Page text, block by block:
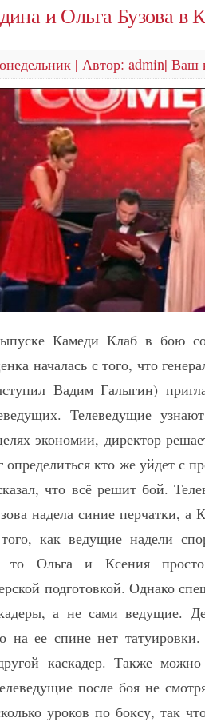
и Ольга Бузова в
|Автор: admin| Ваш
Камеди Клаб в бою
началась с того, что
Вадим Галыгин)
Телеведущие
экономии, директор
определиться кто же уйдет с
что всё решит бой.
надела синие перчатки, а
как ведущие надели
то Ольга и Ксения
подготовкой. Однако
а не сами ведущие.
на ее спине нет
каскадер. Также
после боя не
уроков по боксу, так